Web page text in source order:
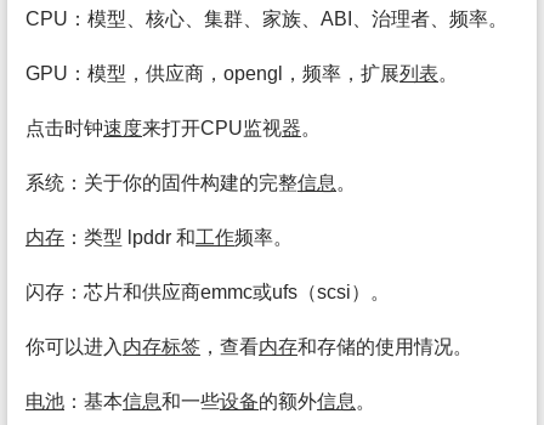
CPU：模型、核心、集群、家族、ABI、治理者、频率。
GPU：模型，供应商，opengl，频率，扩展列表。
点击时钟速度来打开CPU监视器。
系统：关于你的固件构建的完整信息 。
内存 ：类型 lpddr 和工作频率。
闪存：芯片和供应商emmc或ufs（scsi）。
你可以进入 内存标签 ，查看内存和存储的使用情况。
电池 ：基本信息和一些设备的额外信息 。